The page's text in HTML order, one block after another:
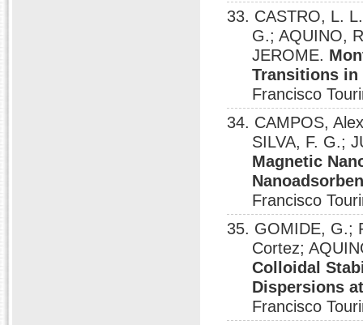
33. CASTRO, L.
G.; AQUINO,
JEROME.
Transitions
Francisco
34. CAMPOS,
SILVA, F. G.;
Magnetic
Francisco
35. GOMIDE, G.;
Cortez;
Colloidal
Dispersions
Francisco